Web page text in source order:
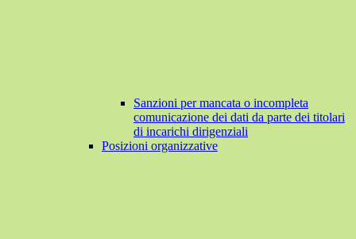
Sanzioni per mancata o incompleta
comunicazione dei dati da parte dei titolari
di incarichi dirigenziali
Posizioni organizzative